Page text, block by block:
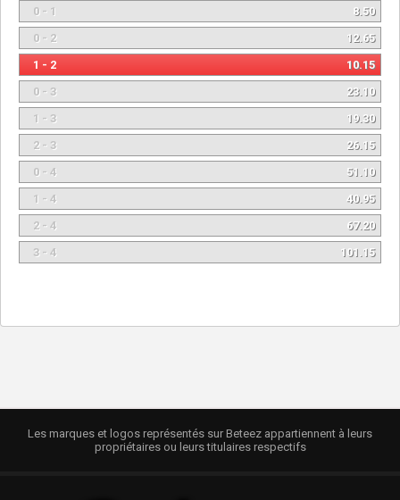
0 - 1
8.50
0 - 2
12.65
1 - 2
10.15
0 - 3
23.10
1 - 3
19.30
2 - 3
26.15
0 - 4
51.10
1 - 4
40.95
2 - 4
67.20
3 - 4
101.15
Les marques et logos représentés sur Beteez appartiennent à leurs
propriétaires ou leurs titulaires respectifs